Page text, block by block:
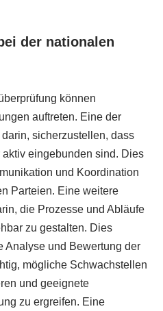
der nationalen
können
auftreten. Eine der
sicherzustellen, dass
eingebunden sind. Dies
und Koordination
Parteien. Eine weitere
die Prozesse und Abläufe
zu gestalten. Dies
Analyse und Bewertung der
mögliche Schwachstellen
und geeignete
zu ergreifen. Eine